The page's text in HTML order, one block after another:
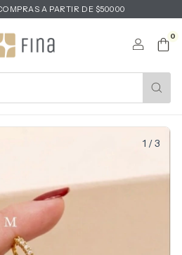
A PARTIR DE $50000
0
1 /3